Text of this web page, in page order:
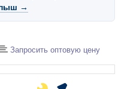
→
Запросить оптовую цену